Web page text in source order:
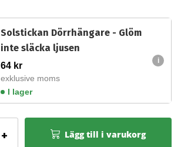
Solstickan Dörrhängare - Glöm
inte släcka ljusen
64 kr
exklusive moms
I lager
+ Lägg till i varukorg